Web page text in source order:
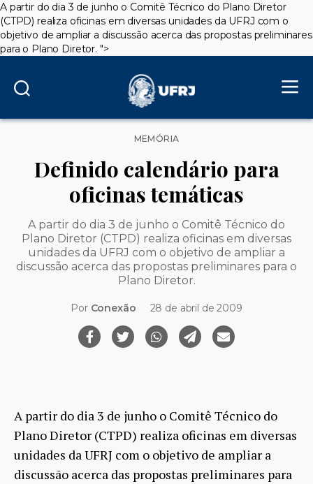
A partir do dia 3 de junho o Comitê Técnico do Plano Diretor
(CTPD) realiza oficinas em diversas unidades da UFRJ com o
objetivo de ampliar a discussão acerca das propostas preliminares
para o Plano Diretor. ">
Categorias
MEMÓRIA
Definido calendário para
oficinas temáticas
A partir do dia 3 de junho o Comitê Técnico do
Plano Diretor (CTPD) realiza oficinas em diversas
unidades da UFRJ com o objetivo de ampliar a
discussão acerca das propostas preliminares para o
Plano Diretor.
Por Conexão 28 de abril de 2009
A partir do dia 3 de junho o Comitê Técnico do
Plano Diretor (CTPD) realiza oficinas em diversas
unidades da UFRJ com o objetivo de ampliar a
discussão acerca das propostas preliminares para